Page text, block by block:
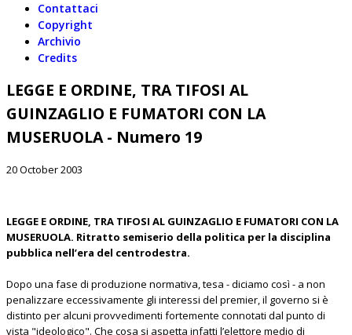
Contattaci
Copyright
Archivio
Credits
LEGGE E ORDINE, TRA TIFOSI AL
GUINZAGLIO E FUMATORI CON LA
MUSERUOLA - Numero 19
20 October 2003
LEGGE E ORDINE, TRA TIFOSI AL GUINZAGLIO E FUMATORI CON LA
MUSERUOLA. Ritratto semiserio della politica per la disciplina
pubblica nell’era del centrodestra.
Dopo una fase di produzione normativa, tesa - diciamo così - a non
penalizzare eccessivamente gli interessi del premier, il governo si è
distinto per alcuni provvedimenti fortemente connotati dal punto di
vista "ideologico". Che cosa si aspetta infatti l’elettore medio di